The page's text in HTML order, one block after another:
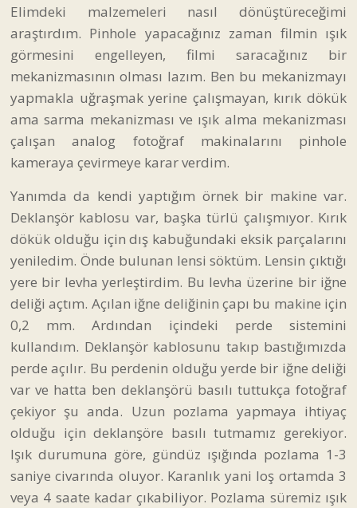
Elimdeki malzemeleri nasıl dönüştüreceğimi
araştırdım. Pinhole yapacağınız zaman filmin ışık
görmesini engelleyen, filmi saracağınız bir
mekanizmasının olması lazım. Ben bu mekanizmayı
yapmakla uğraşmak yerine çalışmayan, kırık dökük
ama sarma mekanizması ve ışık alma mekanizması
çalışan analog fotoğraf makinalarını pinhole
kameraya çevirmeye karar verdim.
Yanımda da kendi yaptığım örnek bir makine var.
Deklanşör kablosu var, başka türlü çalışmıyor. Kırık
dökük olduğu için dış kabuğundaki eksik parçalarını
yeniledim. Önde bulunan lensi söktüm. Lensin çıktığı
yere bir levha yerleştirdim. Bu levha üzerine bir iğne
deliği açtım. Açılan iğne deliğinin çapı bu makine için
0,2 mm. Ardından içindeki perde sistemini
kullandım. Deklanşör kablosunu takıp bastığımızda
perde açılır. Bu perdenin olduğu yerde bir iğne deliği
var ve hatta ben deklanşörü basılı tuttukça fotoğraf
çekiyor şu anda. Uzun pozlama yapmaya ihtiyaç
olduğu için deklanşöre basılı tutmamız gerekiyor.
Işık durumuna göre, gündüz ışığında pozlama 1-3
saniye civarında oluyor. Karanlık yani loş ortamda 3
veya 4 saate kadar çıkabiliyor. Pozlama süremiz ışık